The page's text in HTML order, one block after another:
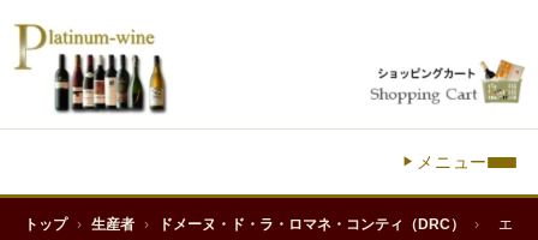
メニュー
トップ › 生産者 › ドメーヌ・ド・ラ・ロマネ・コンティ（DRC） ›
エ